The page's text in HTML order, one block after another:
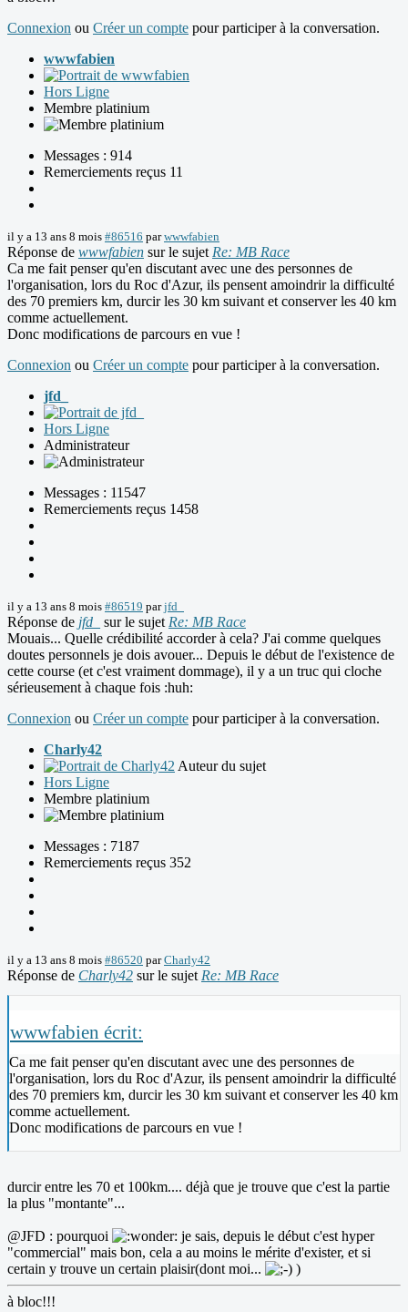
Connexion ou Créer un compte pour participer à la conversation.
wwwfabien
Hors Ligne
Membre platinium
Messages : 914
Remerciements reçus 11
il y a 13 ans 8 mois #86516 parwwwfabien
Réponse de wwwfabien sur le sujet Re: MB Race
Ca me fait penser qu'en discutant avec une des personnes de
l'organisation, lors du Roc d'Azur, ils pensent amoindrir la difficulté
des 70 premiers km, durcir les 30 km suivant et conserver les 40 km
comme actuellement.
Donc modifications de parcours en vue !
Connexion ou Créer un compte pour participer à la conversation.
jfd_
Hors Ligne
Administrateur
Messages : 11547
Remerciements reçus 1458
il y a 13 ans 8 mois #86519 parjfd_
Réponse de jfd_ sur le sujet Re: MB Race
Mouais... Quelle crédibilité accorder à cela? J'ai comme quelques
doutes personnels je dois avouer... Depuis le début de l'existence de
cette course (et c'est vraiment dommage), il y a un truc qui cloche
sérieusement à chaque fois :huh:
Connexion ou Créer un compte pour participer à la conversation.
Charly42
Auteur du sujet
Hors Ligne
Membre platinium
Messages : 7187
Remerciements reçus 352
il y a 13 ans 8 mois #86520 parCharly42
Réponse de Charly42 sur le sujet Re: MB Race
wwwfabien écrit:
Ca me fait penser qu'en discutant avec une des personnes de
l'organisation, lors du Roc d'Azur, ils pensent amoindrir la difficulté
des 70 premiers km, durcir les 30 km suivant et conserver les 40 km
comme actuellement.
Donc modifications de parcours en vue !
durcir entre les 70 et 100km.... déjà que je trouve que c'est la partie
la plus "montante"...
@JFD : pourquoi
je sais, depuis le début c'est hyper
"commercial" mais bon, cela a au moins le mérite d'exister, et si
certain y trouve un certain plaisir(dont moi...
)
à bloc!!!